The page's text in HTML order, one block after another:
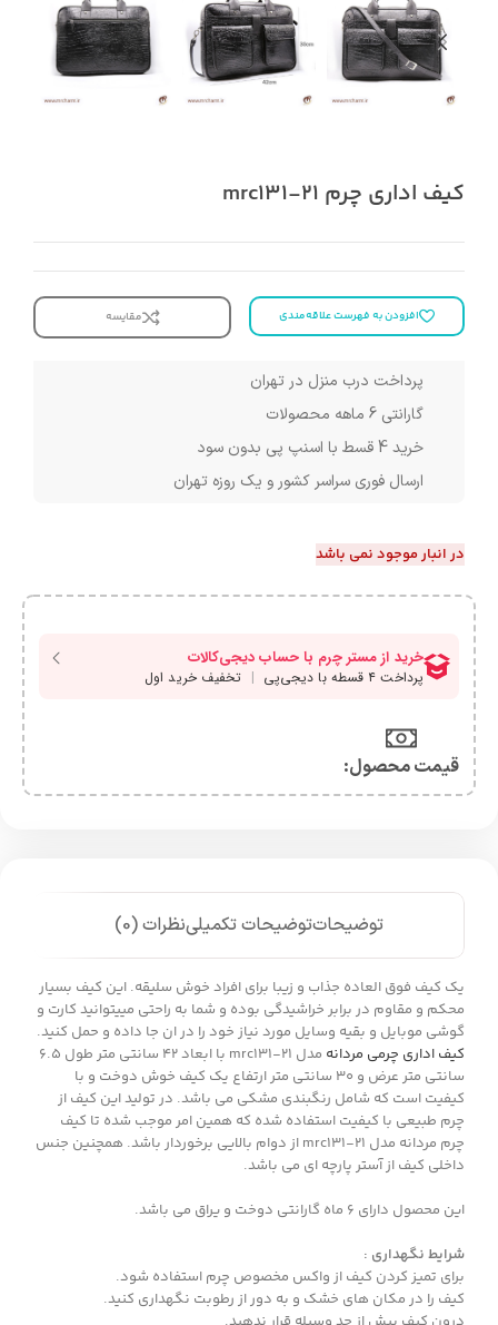
کیف اداری چرم mrc131-21
افزودن به فهرست علاقه‌مندی مقایسه
پرداخت درب منزل در تهران
گارانتی 6 ماهه محصولات
خرید 4 قسط با اسنپ پی بدون سود
ارسال فوری سراسر کشور و یک روزه تهران
در انبار موجود نمی باشد
قیمت محصول:​
توضیحاتتوضیحات تکمیلینظرات (0)
یک کیف فوق العاده جذاب و زیبا برای افراد خوش سلیقه. این کیف بسیار
محکم و مقاوم در برابر خراشیدگی بوده و شما به راحتی مییتوانید کارت و
گوشی موبایل و بقیه وسایل مورد نیاز خود را در ان جا داده و حمل کنید.
کیف اداری چرمی مردانه
مدل mrc131-21 با ابعاد 42 سانتی متر طول 6.5
سانتی متر عرض و 30 سانتی متر ارتفاع یک کیف خوش دوخت و با
کیفیت است که شامل رنگبندی مشکی می باشد. در تولید این کیف از
چرم طبیعی با کیفیت استفاده شده که همین امر موجب شده تا کیف
چرم مردانه مدل mrc131-21 از دوام بالایی برخوردار باشد. همچنین جنس
داخلی کیف از آستر پارچه ای می باشد.
این محصول دارای 6 ماه گارانتی دوخت و یراق می باشد.
شرایط نگهداری :
برای تمیز کردن کیف از واکس مخصوص چرم استفاده شود.
کیف را در مکان های خشک و به دور از رطوبت نگهداری کنید.